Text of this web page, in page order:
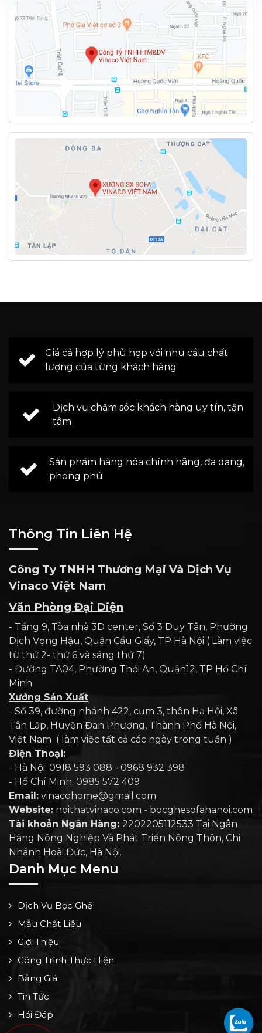
Giá cả hợp lý phù hợp với nhu cầu chất
lượng của từng khách hàng
Dịch vụ chăm sóc khách hàng uy tín, tận
tâm
Sản phẩm hàng hóa chính hãng, đa dạng,
phong phú
Thông Tin Liên Hệ
Công Ty TNHH Thương Mại Và Dịch Vụ
Vinaco Việt Nam
Văn Phòng Đại Diện
- Tầng 9, Tòa nhà 3D center, Số 3 Duy Tân, Phường
Dịch Vọng Hậu, Quận Cầu Giấy, TP Hà Nội ( Làm việc
từ thứ 2- thứ 6 và sáng thứ 7)
- Đường TA04, Phường Thới An, Quận12, TP Hồ Chí
Minh
Xưởng Sản Xuất
- Số 39, đường nhánh 422, cụm 3, thôn Hạ Hội, Xã
Tân Lập, Huyện Đan Phượng, Thành Phố Hà Nội,
Việt Nam ( làm việc tất cả các ngày trong tuần )
Điện Thoại:
- Hà Nội: 0918 593 088 - 0968 932 398
- Hồ Chí Minh: 0985 572 409
Email: vinacohome@gmail.com
Website: noithatvinaco.com - bocghesofahanoi.com
Tài khoản Ngân Hàng: 2202205112533 Tại Ngân
Hàng Nông Nghiệp Và Phát Triển Nông Thôn, Chi
Nhánh Hoài Đức, Hà Nội.
Danh Mục Menu
Dịch Vụ Bọc Ghế
Mẫu Chất Liệu
Giới Thiệu
Công Trình Thực Hiện
Bảng Giá
Tin Tức
Hỏi Đáp